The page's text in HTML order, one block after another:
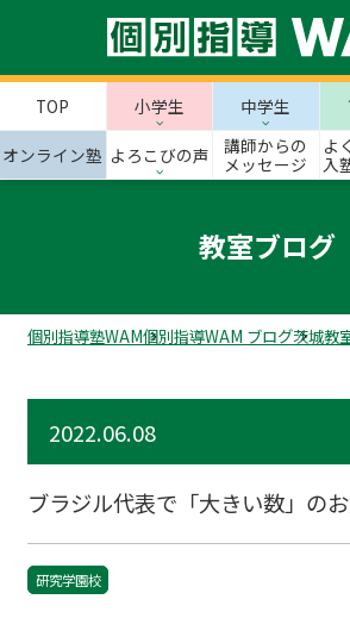
TOP 小学生 中学生
オンライン塾 よろこびの声
講師からの
メッセージ
よ
入
教室ブログ
個別指導塾WAM個別指導WAM ブログ茨城教
2022.06.08
ブラジル代表で「大きい数」の
研究学園校